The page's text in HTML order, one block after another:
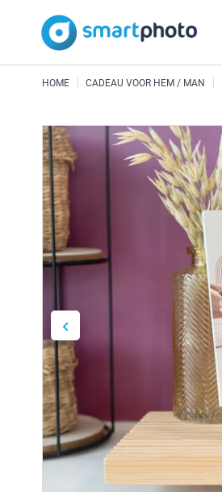
HOME CADEAU VOOR HEM / MAN